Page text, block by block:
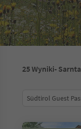
25Wyniki-
Südtirol Guest